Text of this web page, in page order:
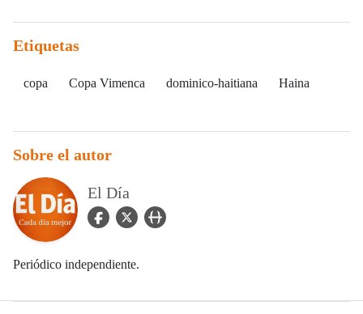
Etiquetas
copa Copa Vimenca dominico-haitiana Haina
Sobre el autor
El Día
facebook Icon
twitter Iconuser_url Icon
Periódico independiente.